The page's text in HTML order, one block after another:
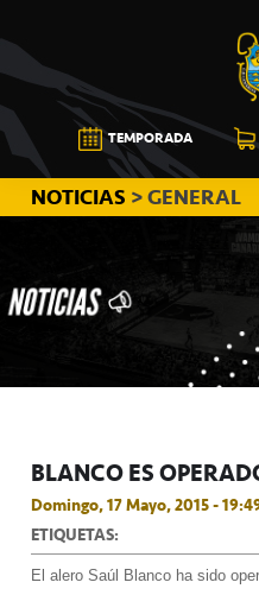
a
la
navegación
principal
al
contenido
principal
a
la
barra
lateral
principal
CB
CANARIAS
TEMPORADA
NOTICIAS > GENERAL
BLANCO ES
Domingo, 17 Mayo, 2015 -
ETIQUETAS:
El alero Saúl Blanco ha sido